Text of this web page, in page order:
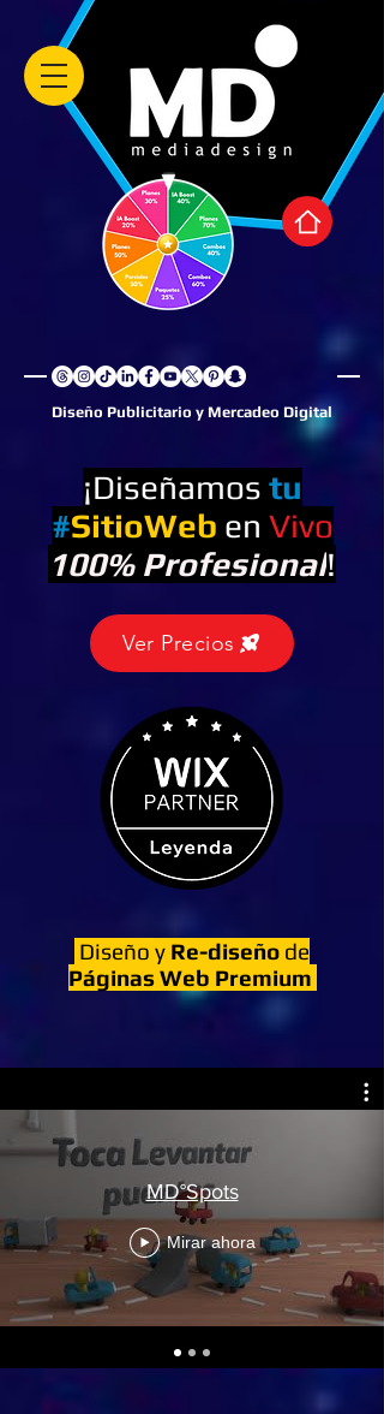
Diseño Publicitario y Mercadeo Digital
¡Diseñamos tu
#SitioWeb en Vivo
100% Profesional!
Ver Precios
Diseño y Re-diseño de
Páginas Web Premium
MD°Spots
Mirar ahora